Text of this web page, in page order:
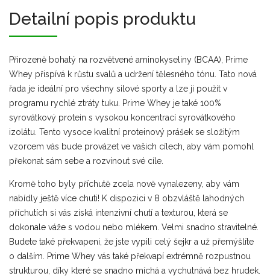
Detailní popis produktu
Přirozeně bohatý na rozvětvené aminokyseliny (BCAA), Prime
Whey přispívá k růstu svalů a udržení tělesného tónu. Tato nová
řada je ideální pro všechny silové sporty a lze ji použít v
programu rychlé ztráty tuku. Prime Whey je také 100%
syrovátkový protein s vysokou koncentrací syrovátkového
izolátu. Tento vysoce kvalitní proteinový prášek se složitým
vzorcem vás bude provázet ve vašich cílech, aby vám pomohl
překonat sám sebe a rozvinout své cíle.
Kromě toho byly příchutě zcela nově vynalezeny, aby vám
nabídly ještě více chuti! K dispozici v 8 obzvláště lahodných
příchutích si vás získá intenzivní chutí a texturou, která se
dokonale váže s vodou nebo mlékem. Velmi snadno stravitelné.
Budete také překvapeni, že jste vypili celý šejkr a už přemýšlíte
o dalším. Prime Whey vás také překvapí extrémně rozpustnou
strukturou, díky které se snadno míchá a vychutnává bez hrudek.